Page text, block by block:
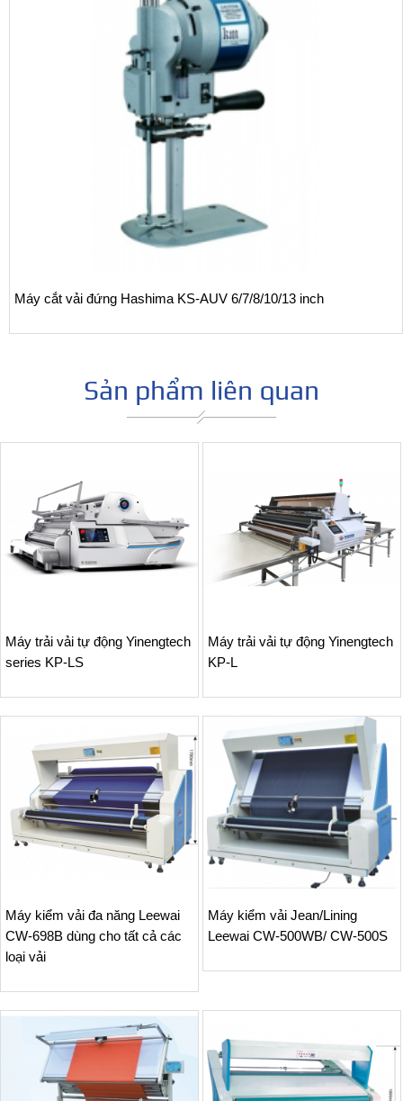
Máy cắt vải đứng Hashima KS-AUV 6/7/8/10/13 inch
Sản phẩm liên quan
Máy trải vải tự động Yinengtech
series KP-LS
Máy trải vải tự động Yinengtech
KP-L
Máy kiểm vải đa năng Leewai
CW-698B dùng cho tất cả các
loại vải
Máy kiểm vải Jean/Lining
Leewai CW-500WB/ CW-500S